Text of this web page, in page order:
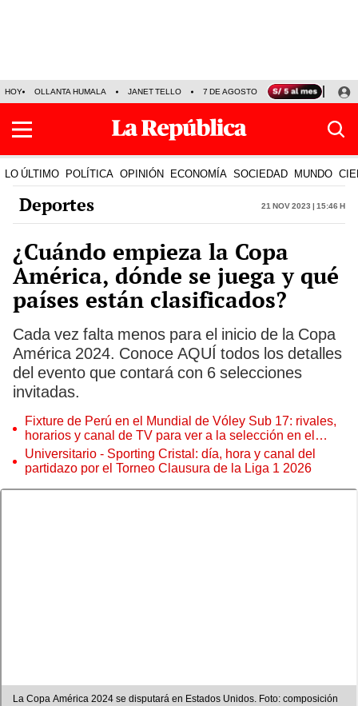
HOY OLLANTA HUMALA JANET TELLO 7 DE AGOSTO TINKA RESULTADOS
LO ÚLTIMO POLÍTICA OPINIÓN ECONOMÍA SOCIEDAD MUNDO
Deportes 21 Nov 2023 | 15:46 h
¿Cuándo empieza la Copa
América, dónde se juega y qué
países están clasificados?
Cada vez falta menos para el inicio de la Copa
América 2024. Conoce AQUÍ todos los detalles
del evento que contará con 6 selecciones
invitadas.
Fixture de Perú en el Mundial de Vóley Sub 17: rivales,
horarios y canal de TV para ver a la selección en el
torneo
Universitario - Sporting Cristal: día, hora y canal del
partidazo por el Torneo Clausura de la Liga 1 2026
La Copa América 2024 se disputará en Estados Unidos. Foto: composición